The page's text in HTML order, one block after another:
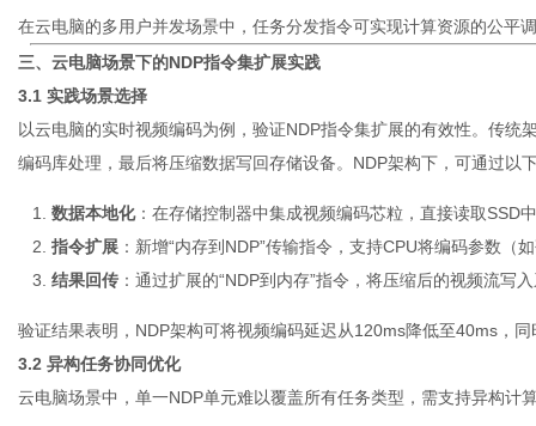
在云电脑的多用户并发场景中，任务分发指令可实现计算资源的公平
三、云电脑场景下的NDP指令集扩展实践
3.1 实践场景选择
以云电脑的实时视频编码为例，验证NDP指令集扩展的有效性。传
编码库处理，最后将压缩数据写回存储设备。NDP架构下，可通过以
数据本地化：在存储控制器中集成视频编码芯粒，直接读取SSD
指令扩展 ：新增“内存到NDP”传输指令，支持CPU将编码参数（
结果回传 ：通过扩展的“NDP到内存”指令，将压缩后的视频流写
验证结果表明，NDP架构可将视频编码延迟从120ms降低至40ms，
3.2 异构任务协同优化
云电脑场景中，单一NDP单元难以覆盖所有任务类型，需支持异构计